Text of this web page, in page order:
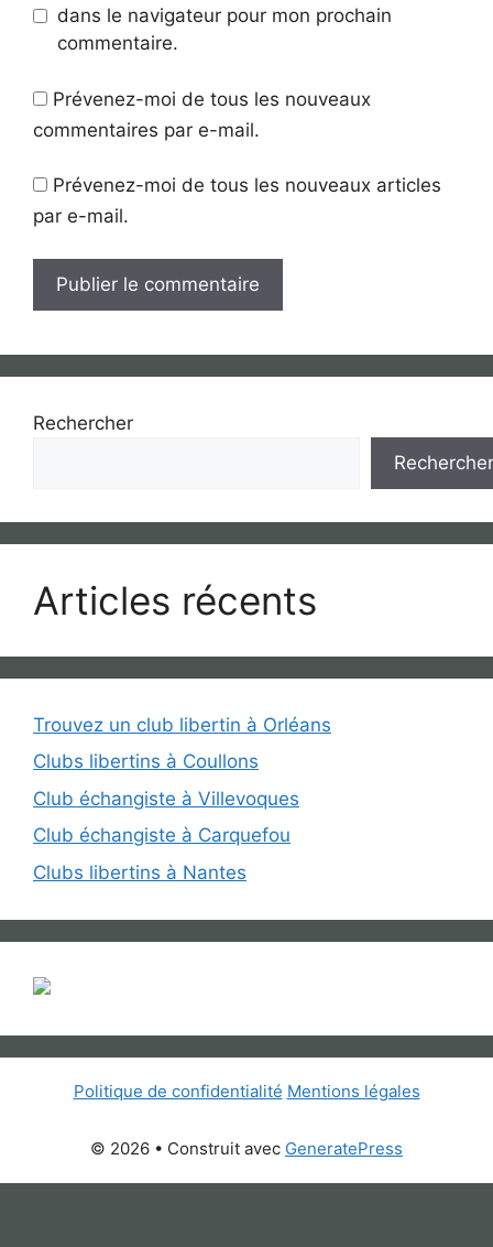
dans le navigateur pour mon prochain
commentaire.
Prévenez-moi de tous les nouveaux
commentaires par e-mail.
Prévenez-moi de tous les nouveaux articles
par e-mail.
Rechercher
Rechercher
Articles récents
Trouvez un club libertin à Orléans
Clubs libertins à Coullons
Club échangiste à Villevoques
Club échangiste à Carquefou
Clubs libertins à Nantes
Politique de confidentialité Mentions légales
© 2026 • Construit avec GeneratePress